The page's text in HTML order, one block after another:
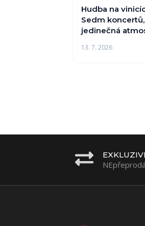
Hudba na
Sedm
jedinečná
13. 7. 2026